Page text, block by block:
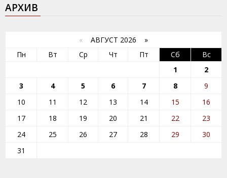
АРХИВ
« АВГУСТ 2026 »
Пн
Вт Ср Чт Пт Сб
Вс
1
2
3
4 5 6 7 8
9
10
11 12 13 14 15
16
17
18 19 20 21 22
23
24
25 26 27 28 29
30
31